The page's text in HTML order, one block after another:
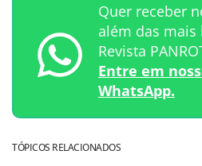
Quer receber
além das mais
Revista
Entre em
WhatsApp.
TÓPICOS RELACIONADOS